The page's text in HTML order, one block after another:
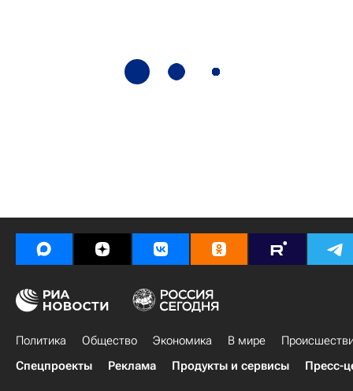
Политика Общество Экономика В мире
Спецпроекты
Реклама Продукты и сервисы Пресс-